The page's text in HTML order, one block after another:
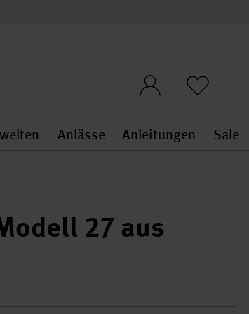
general.openMenu
Themenwelten
Anlässe
Anlässe
Anleitungen Sale
27 aus